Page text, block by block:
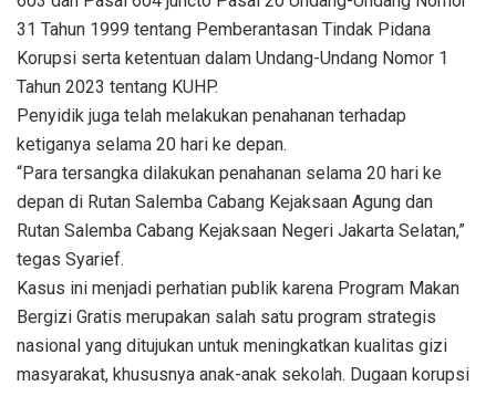
31 Tahun 1999 tentang Pemberantasan Tindak Pidana
Korupsi serta ketentuan dalam Undang-Undang Nomor 1
Tahun 2023 tentang KUHP.
Penyidik juga telah melakukan penahanan terhadap
ketiganya selama 20 hari ke depan.
“Para tersangka dilakukan penahanan selama 20 hari ke
depan di Rutan Salemba Cabang Kejaksaan Agung dan
Rutan Salemba Cabang Kejaksaan Negeri Jakarta Selatan,”
tegas Syarief.
Kasus ini menjadi perhatian publik karena Program Makan
Bergizi Gratis merupakan salah satu program strategis
nasional yang ditujukan untuk meningkatkan kualitas gizi
masyarakat, khususnya anak-anak sekolah. Dugaan korupsi